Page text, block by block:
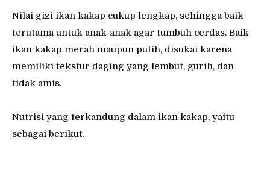
Nilai gizi ikan kakap cukup lengkap, sehingga baik
terutama untuk anak-anak agar tumbuh cerdas. Baik
ikan kakap merah maupun putih, disukai karena
memiliki tekstur daging yang lembut, gurih, dan
tidak amis.
Nutrisi yang terkandung dalam ikan kakap, yaitu
sebagai berikut.